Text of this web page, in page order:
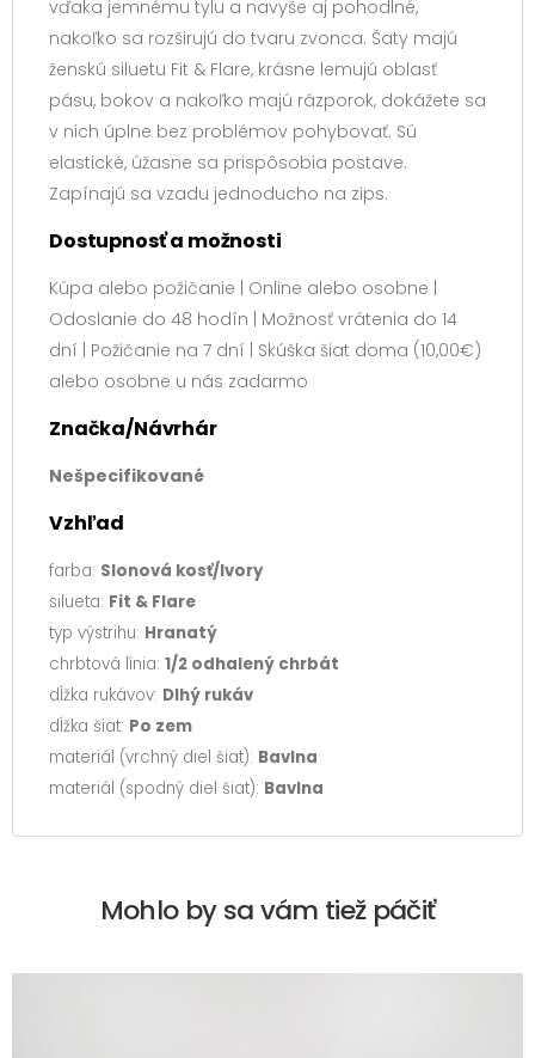
vďaka jemnému tylu a navyše aj pohodlné,
nakoľko sa rozširujú do tvaru zvonca. Šaty majú
ženskú siluetu Fit & Flare, krásne lemujú oblasť
pásu, bokov a nakoľko majú rázporok, dokážete sa
v nich úplne bez problémov pohybovať. Sú
elastické, úžasne sa prispôsobia postave.
Zapínajú sa vzadu jednoducho na zips.
Dostupnosť a možnosti
Kúpa alebo požičanie | Online alebo osobne |
Odoslanie do 48 hodín | Možnosť vrátenia do 14
dní | Požičanie na 7 dní | Skúška šiat doma (10,00€)
alebo osobne u nás zadarmo
Značka/Návrhár
Nešpecifikované
Vzhľad
farba: Slonová kosť/Ivory
silueta: Fit & Flare
typ výstrihu: Hranatý
chrbtová línia: 1/2 odhalený chrbát
dĺžka rukávov: Dlhý rukáv
dĺžka šiat: Po zem
materiál (vrchný diel šiat): Bavlna
materiál (spodný diel šiat): Bavlna
Mohlo by sa vám tiež páčiť